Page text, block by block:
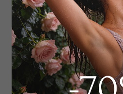
Купальник слитный
25 000 ₽
Выбрать размер